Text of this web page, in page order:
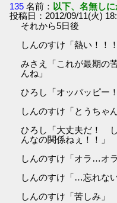
135 名前： 以下、名無し
投稿日：2012/09/11(火)
それから5日後
しんのすけ「熱い！！！
みさえ「これが最期の
んね」
ひろし「オッパッピー！
しんのすけ「とうちゃ
ひろし「大丈夫だ！
んなの関係ねぇ！！」
しんのすけ「オラ…オ
しんのすけ「…忘れな
しんのすけ「苦しみ」